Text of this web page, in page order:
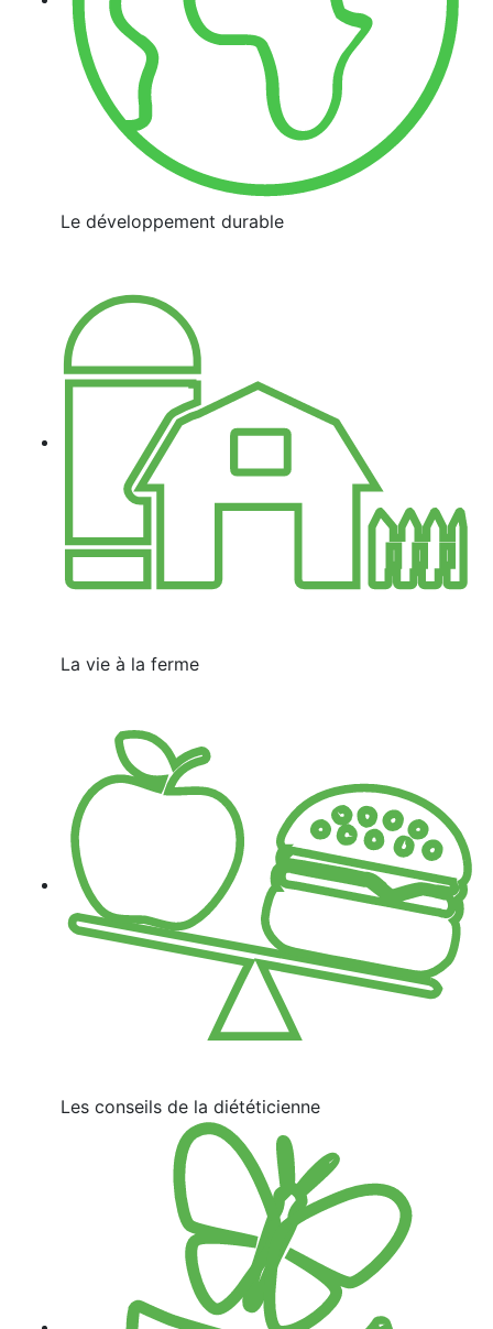
Le développement durable
La vie à la ferme
Les conseils de la diététicienne